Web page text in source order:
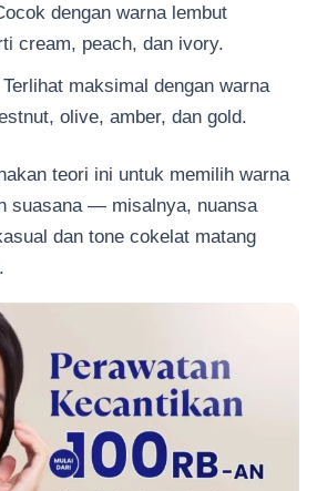
dengan warna lembut
cream, peach, dan ivory.
Terlihat maksimal dengan warna
olive, amber, dan gold.
teori ini untuk memilih warna
suasana — misalnya, nuansa
dan tone cokelat matang